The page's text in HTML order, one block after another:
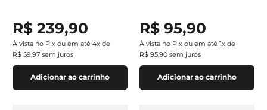
R$ 239,90
À vista no Pix ou em até 4x de
R$ 59,97 sem juros
Adicionar ao carrinho
R$ 95,90
À vista no Pix ou em até 1x de
R$ 95,90 sem juros
Adicionar ao carrinho